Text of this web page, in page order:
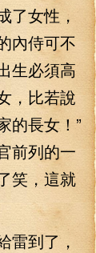
了女性，
內侍可不
生必須高
，比若說
的長女！”
前列的一
笑，這就
到了，